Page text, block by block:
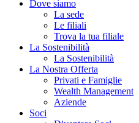
Dove siamo
La sede
Le filiali
Trova la tua filiale
La Sostenibilità
La Sostenibilità
La Nostra Offerta
Privati e Famiglie
Wealth Management
Aziende
Soci